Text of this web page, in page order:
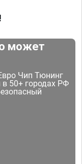
может
Чип Тюнинг
50+ городах РФ